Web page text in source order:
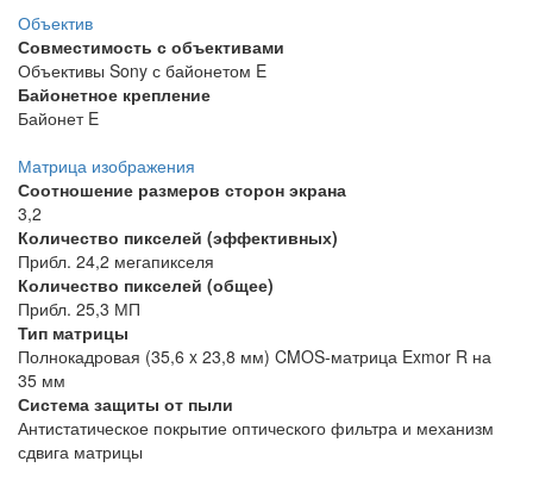
Объектив
Совместимость с объективами
Объективы Sony с байонетом E
Байонетное крепление
Байонет E
Матрица изображения
Соотношение размеров сторон экрана
3,2
Количество пикселей (эффективных)
Прибл. 24,2 мегапикселя
Количество пикселей (общее)
Прибл. 25,3 МП
Тип матрицы
Полнокадровая (35,6 x 23,8 мм) CMOS-матрица Exmor R на
35 мм
Система защиты от пыли
Антистатическое покрытие оптического фильтра и механизм
сдвига матрицы